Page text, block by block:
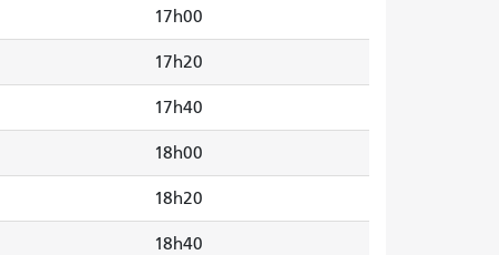
17h00
17h20
17h40
18h00
18h20
18h40